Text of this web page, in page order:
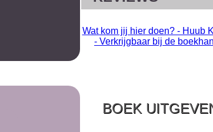
Wat kom jij hier doen? - Huub
- Verkrijgbaar bij de
BOEK